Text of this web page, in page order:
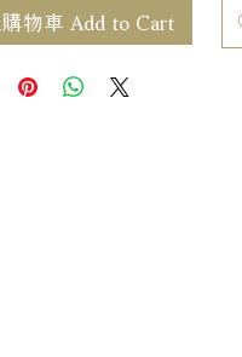
物車 Add to Cart